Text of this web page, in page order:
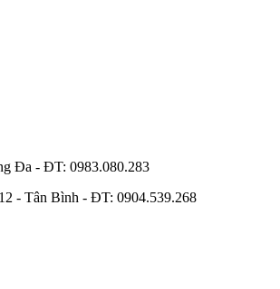
Đa - ĐT: 0983.080.283
- Tân Bình - ĐT: 0904.539.268